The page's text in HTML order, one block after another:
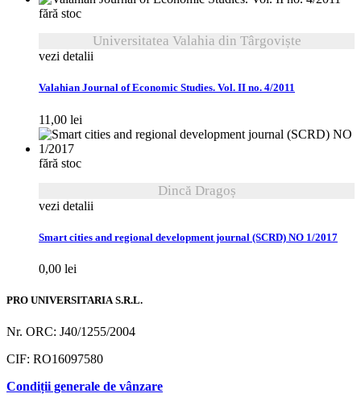
fără stoc
Universitatea Valahia din Târgoviște
vezi detalii
Valahian Journal of Economic Studies. Vol. II no. 4/2011
11,00 lei
fără stoc
Dincă Dragoș
vezi detalii
Smart cities and regional development journal (SCRD) NO 1/2017
0,00 lei
PRO UNIVERSITARIA S.R.L.
Nr. ORC: J40/1255/2004
CIF: RO16097580
Condiții generale de vânzare